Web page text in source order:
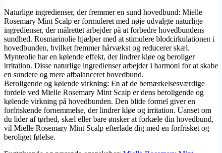
Naturlige ingredienser, der fremmer en sund hovedbund: Mielle
Rosemary Mint Scalp er formuleret med nøje udvalgte naturlige
ingredienser, der målrettet arbejder på at forbedre hovedbundens
sundhed. Rosmarinolie hjælper med at stimulere blodcirkulationen i
hovedbunden, hvilket fremmer hårvækst og reducerer skæl.
Mynteolie har en kølende effekt, der lindrer kløe og beroliger
irritation. Disse naturlige ingredienser arbejder i harmoni for at skabe
en sundere og mere afbalanceret hovedbund.
Beroligende og kølende virkning: En af de bemærkelsesværdige
fordele ved Mielle Rosemary Mint Scalp er dens beroligende og
kølende virkning på hovedbunden. Den blide formel giver en
forfriskende fornemmelse, der lindrer kløe og irritation. Uanset om
du lider af tørhed, skæl eller bare ønsker at forkæle din hovedbund,
vil Mielle Rosemary Mint Scalp efterlade dig med en forfrisket og
beroliget følelse.